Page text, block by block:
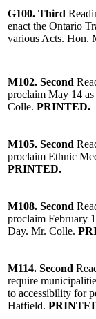
G100. Third
enact the Ontario
various Acts. Hon.
M102. Second
proclaim May 14
Colle. PRINTED.
M105. Second
proclaim Ethnic
PRINTED.
M108. Second
proclaim February
Day. Mr. Colle.
M114. Second
require
to accessibility for
Hatfield.